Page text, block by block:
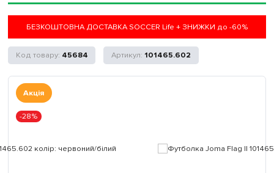
БЕЗКОШТОВНА ДОСТАВКА SOCCER Life + ЗНИЖКИ до -60%
45684 101465.602
Акція
-28%